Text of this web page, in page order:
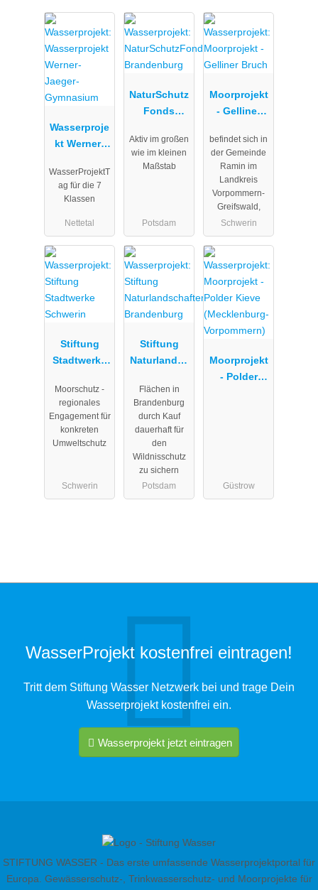
Wasserproje
kt Werner-
Gymnasium
WasserProjektT
ag für die 7
Klassen
Nettetal
NaturSchutz
Fonds
g
Aktiv im großen
wie im kleinen
Maßstab
Potsdam
Moorprojekt
- Gelliner
befindet sich in
der Gemeinde
Ramin im
Landkreis
Vorpommern-
Greifswald,
Schwerin
Stiftung
Stadtwerke
Moorschutz -
regionales
Engagement für
konkreten
Umweltschutz
Schwerin
Stiftung
Naturlandsc
Brandenbur
g
Flächen in
Brandenburg
durch Kauf
dauerhaft für
den
Wildnisschutz
zu sichern
Potsdam
Moorprojekt
- Polder
Güstrow
WasserProjekt kostenfrei eintragen!
Tritt dem Stiftung Wasser Netzwerk bei und trage Dein
Wasserprojekt kostenfrei ein.
Wasserprojekt jetzt eintragen
STIFTUNG WASSER - Das erste umfassende Wasserprojektportal für
Europa. Gewässerschutz-, Trinkwasserschutz- und Moorprojekte für